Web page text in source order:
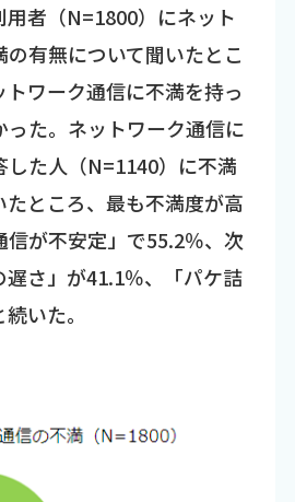
用者（N=1800）にネット
有無について聞いたとこ
ワーク通信に不満を持っ
った。ネットワーク通信に
した人（N=1140）に不満
ところ、最も不満度が高
信が不安定」で55.2％、次
遅さ」が41.1％、「パケ詰
いた。